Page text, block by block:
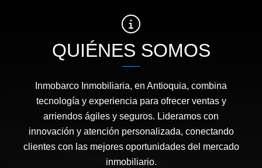
QUIÉNES SOMOS
Inmobarco Inmobiliaria, en Antioquia, combina
tecnología y experiencia para ofrecer ventas y
arriendos ágiles y seguros. Lideramos con
innovación y atención personalizada, conectando
clientes con las mejores oportunidades del mercado
inmobiliario.